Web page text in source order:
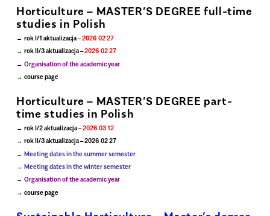
Horticulture – MASTER’S DEGREE full-time
studies in Polish
rok I/1 aktualizacja –2026 02 27
rok II/3 aktualizacja –2026 02 27
Organisation of the academic year
course page
Horticulture – MASTER’S DEGREE part-
time studies in Polish
rok I/2 aktualizacja –2026 03 12
rok II/3 aktualizacja – 2026 02 27
Meeting dates in the summer semester
Meeting dates in the winter semester
Organisation of the academic year
course page